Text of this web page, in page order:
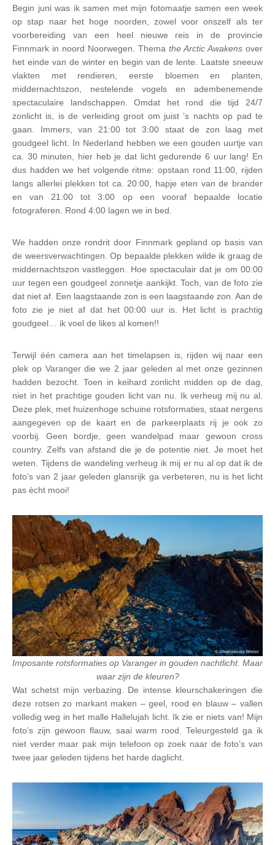
Begin juni was ik samen met mijn fotomaatje samen een week
op stap naar het hoge noorden, zowel voor onszelf als ter
voorbereiding van een heel nieuwe reis in de provincie
Finnmark in noord Noorwegen. Thema the Arctic Awakens over
het einde van de winter en begin van de lente. Laatste sneeuw
vlakten met rendieren, eerste bloemen en planten,
middernachtszon, nestelende vogels en adembenemende
spectaculaire landschappen. Omdat het rond die tijd 24/7
zonlicht is, is de verleiding groot om juist ’s nachts op pad te
gaan. Immers, van 21:00 tot 3:00 staat de zon laag met
goudgeel licht. In Nederland hebben we een gouden uurtje van
ca. 30 minuten, hier heb je dat licht gedurende 6 uur lang! En
dus hadden we het volgende ritme: opstaan rond 11:00, rijden
langs allerlei plekken tot ca. 20:00, hapje eten van de brander
en van 21:00 tot 3:00 op een vooraf bepaalde locatie
fotograferen. Rond 4:00 lagen we in bed.
We hadden onze rondrit door Finnmark gepland op basis van
de weersverwachtingen. Op bepaalde plekken wilde ik graag de
middernachtszon vastleggen. Hoe spectaculair dat je om 00:00
uur tegen een goudgeel zonnetje aankijkt. Toch, van de foto zie
dat niet af. Een laagstaande zon is een laagstaande zon. Aan de
foto zie je niet af dat het 00:00 uur is. Het licht is prachtig
goudgeel… ik voel de likes al komen!!
Terwijl één camera aan het timelapsen is, rijden wij naar een
plek op Varanger die we 2 jaar geleden al met onze gezinnen
hadden bezocht. Toen in keihard zonlicht midden op de dag,
niet in het prachtige gouden licht van nu. Ik verheug mij nu al.
Deze plek, met huizenhoge schuine rotsformaties, staat nergens
aangegeven op de kaart en de parkeerplaats rij je ook zo
voorbij. Geen bordje, geen wandelpad maar gewoon cross
country. Zelfs van afstand die je de potentie niet. Je moet het
weten. Tijdens de wandeling verheug ik mij er nu al op dat ik de
foto’s van 2 jaar geleden glansrijk ga verbeteren, nu is het licht
pas ècht mooi!
Imposante rotsformaties op Varanger in gouden nachtlicht. Maar
waar zijn de kleuren?
Wat schetst mijn verbazing. De intense kleurschakeringen die
deze rotsen zo markant maken – geel, rood en blauw – vallen
volledig weg in het malle Hallelujah licht. Ik zie er niets van! Mijn
foto’s zijn gewoon flauw, saai warm rood. Teleurgesteld ga ik
niet verder maar pak mijn telefoon op zoek naar de foto’s van
twee jaar geleden tijdens het harde daglicht.